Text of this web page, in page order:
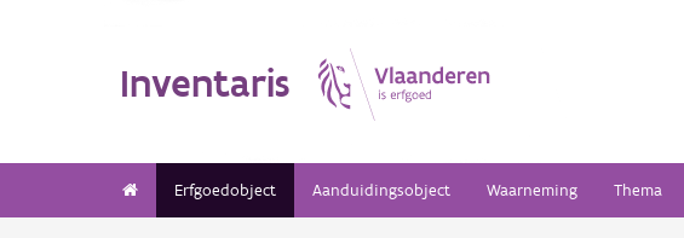
Inventaris
Erfgoedobject Aanduidingsobject Waarneming Thema